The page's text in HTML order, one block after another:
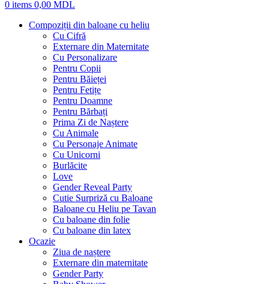
0 items 0,00 MDL
Compoziții din baloane cu heliu
Cu Cifră
Externare din Maternitate
Cu Personalizare
Pentru Copii
Pentru Băieței
Pentru Fetițe
Pentru Doamne
Pentru Bărbați
Prima Zi de Naștere
Cu Animale
Cu Personaje Animate
Cu Unicorni
Burlăcite
Love
Gender Reveal Party
Cutie Surpriză cu Baloane
Baloane cu Heliu pe Tavan
Cu baloane din folie
Cu baloane din latex
Ocazie
Ziua de naștere
Externare din maternitate
Gender Party